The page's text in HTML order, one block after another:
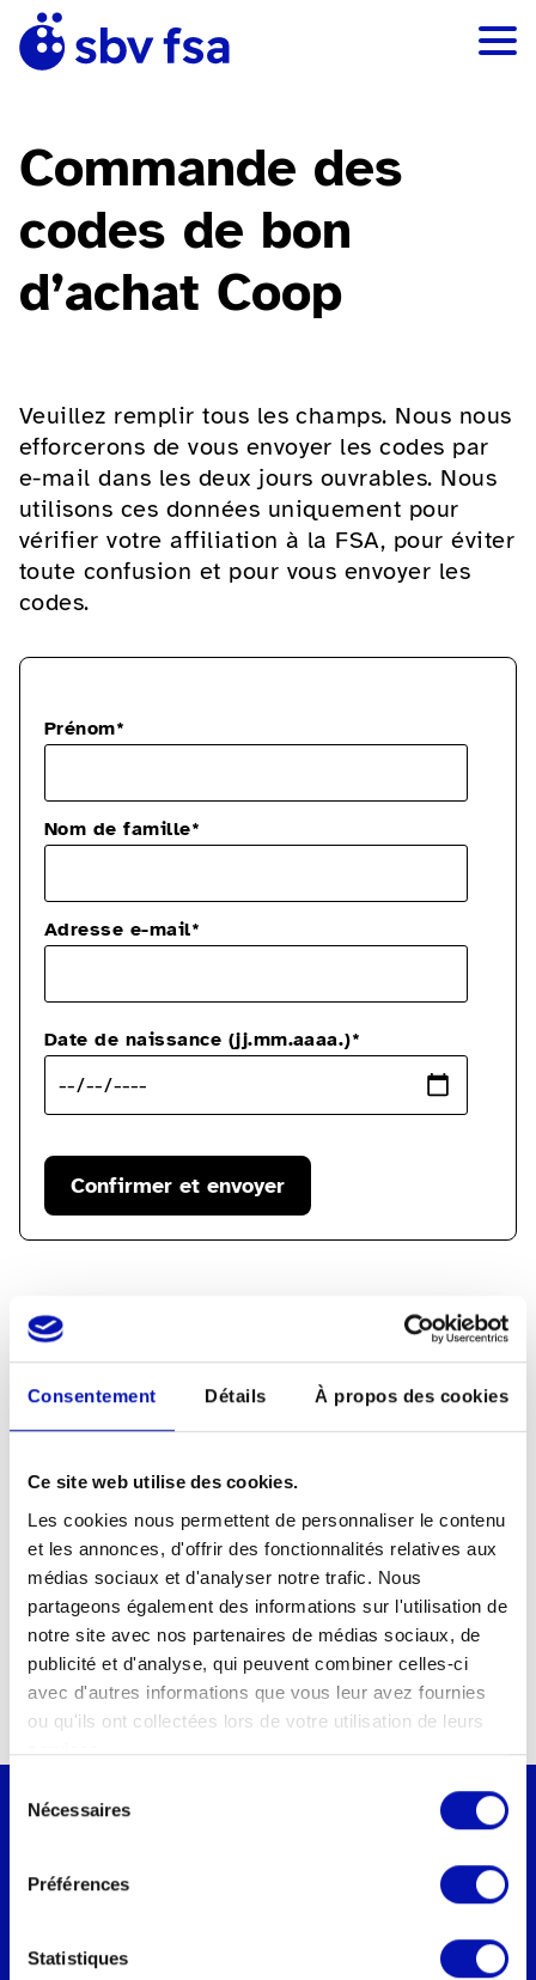
Consentement Détails À propos des cookies
Ce site web utilise des cookies.
Les cookies nous permettent de personnaliser le contenu
et les annonces, d'offrir des fonctionnalités relatives aux
médias sociaux et d'analyser notre trafic. Nous
partageons également des informations sur l'utilisation de
notre site avec nos partenaires de médias sociaux, de
publicité et d'analyse, qui peuvent combiner celles-ci
avec d'autres informations que vous leur avez fournies
ou qu'ils ont collectées lors de votre utilisation de leurs
services.
Nécessaires
Préférences
Statistiques
Commande des
codes de bon
d’achat Coop
Veuillez remplir tous les champs. Nous nous
efforcerons de vous envoyer les codes par
e-mail dans les deux jours ouvrables. Nous
utilisons ces données uniquement pour
vérifier votre affiliation à la FSA, pour éviter
toute confusion et pour vous envoyer les
codes.
laisser
vide.
Prénom*
Nom de famille*
Adresse e-mail*
Date de naissance (jj.mm.aaaa.)*
Commander le code du bon par e-mail ou
par téléphone
Veuillez indiquer votre prénom, votre nom,
naissance pour commander le code par
téléphone ou par e-mail.
coop@sbv-fsa.ch
031 390 88 00
malvoyants fsa